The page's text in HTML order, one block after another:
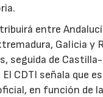
entre
Galicia y
seguida de Castilla-
CDTI señala que
en función de